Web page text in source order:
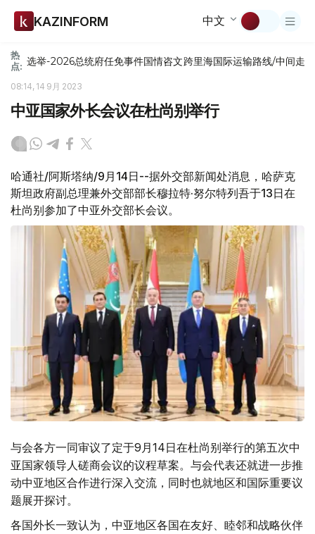
KAZINFORM 中文
热
点: 选举-2026总统府任免事件国情咨文跨里海国际运输路线/中间走廊
08:14, 14 9月 2023
中亚国家外长会议在杜尚别举行
哈通社/阿斯塔纳/9月14日--据外交部新闻处消息，哈萨克
斯坦政府副总理兼外交部部长穆拉特·努尔特列吾于13日在
杜尚别参加了中亚外交部长会议。
与会各方一同审议了定于9月14日在杜尚别举行的第五次中
亚国家领导人磋商会议的议程草案。与会代表还就进一步推
动中亚地区合作进行深入交流，同时也就地区和国际重要议
题展开探讨。
各国外长一致认为，中亚地区各国在友好、睦邻和战略伙伴